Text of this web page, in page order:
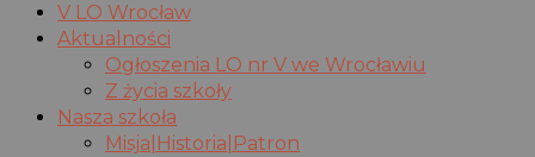
V LO Wrocław
Aktualności
Ogłoszenia LO nr V we Wrocławiu
Z życia szkoły
Nasza szkoła
Misja|Historia|Patron